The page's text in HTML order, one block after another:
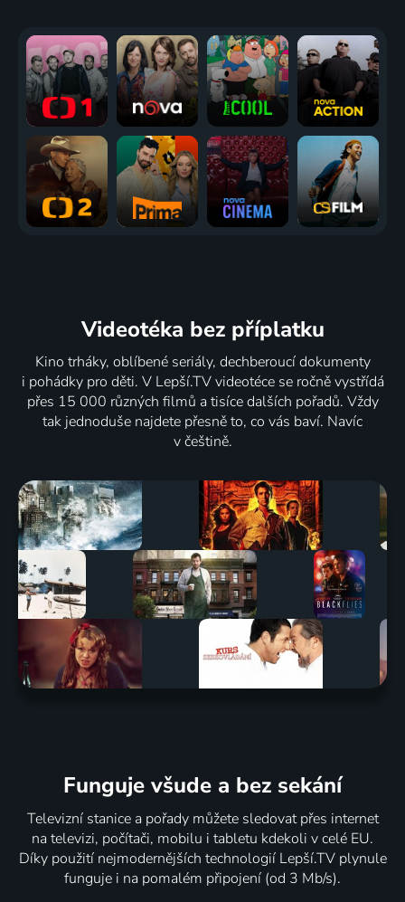
Videotéka bez příplatku
Kino trháky, oblíbené seriály, dechberoucí dokumenty
i pohádky pro děti. V Lepší.TV videotéce se ročně vystřídá
přes 15 000 různých filmů a tisíce dalších pořadů. Vždy
tak jednoduše najdete přesně to, co vás baví. Navíc
v češtině.
Funguje všude a bez sekání
Televizní stanice a pořady můžete sledovat přes internet
na televizi, počítači, mobilu i tabletu kdekoli v celé EU.
Díky použití nejmodernějších technologií Lepší.TV plynule
funguje i na pomalém připojení (od 3 Mb/s).